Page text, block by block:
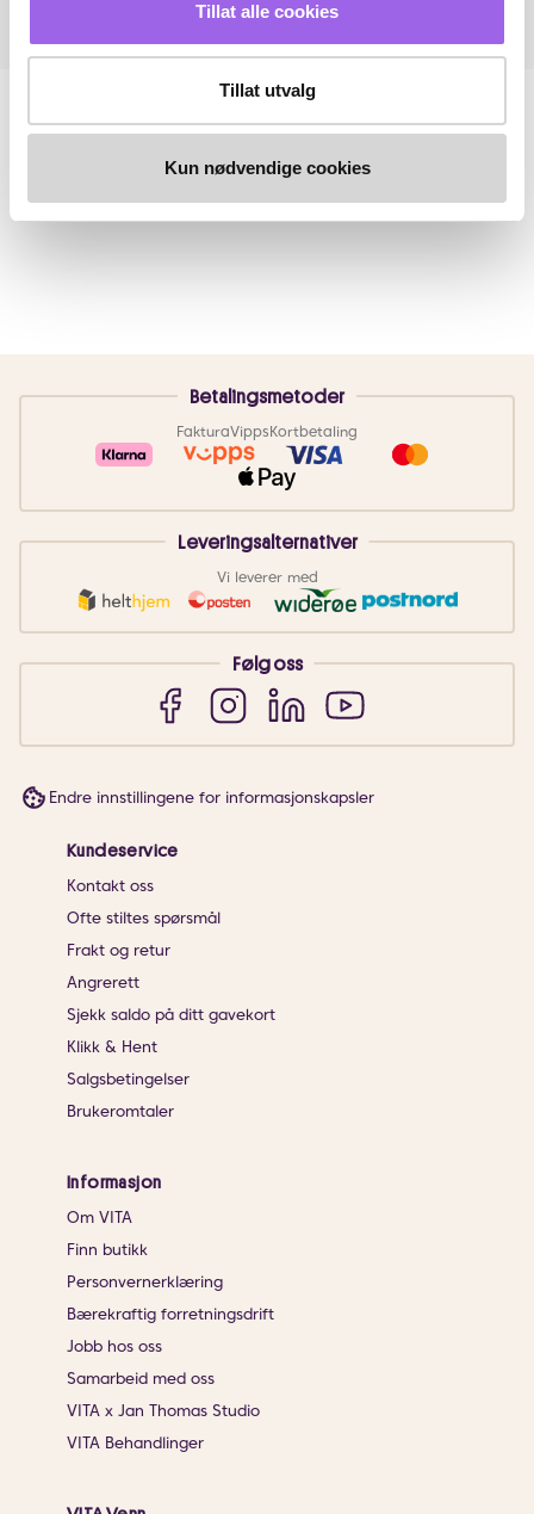
Tillat alle cookies
Tillat utvalg
Kun nødvendige cookies
Betalingsmetoder
FakturaVippsKortbetaling
Leveringsalternativer
Vi leverer med
Følg oss
Endre innstillingene for informasjonskapsler
Kundeservice
Kontakt oss
Ofte stiltes spørsmål
Frakt og retur
Angrerett
Sjekk saldo på ditt gavekort
Klikk & Hent
Salgsbetingelser
Brukeromtaler
Informasjon
Om VITA
Finn butikk
Personvernerklæring
Bærekraftig forretningsdrift
Jobb hos oss
Samarbeid med oss
VITA x Jan Thomas Studio
VITA Behandlinger